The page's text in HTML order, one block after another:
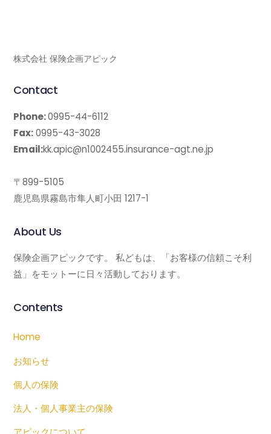
株式会社 保険企画アピック
Contact
Phone:0995-44-6112
Fax:0995-43-3028
Email:kk.apic@n1002455.insurance-agt.ne.jp
〒899-5105
鹿児島県霧島市隼人町小田 1217-1
About Us
保険企画アピックです。 私どもは、「お客様の信頼こそ利
益」をモットーに日々活動しております。
Contents
Home
お知らせ
個人の保険
法人・個人事業主の保険